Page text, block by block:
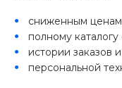
сниженным
полному
истории заказов
персональной